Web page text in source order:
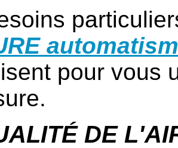
pour vous
DE